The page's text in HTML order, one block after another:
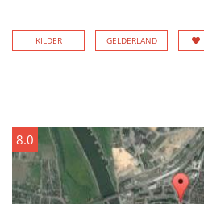
KILDER GELDERLAND
8.0